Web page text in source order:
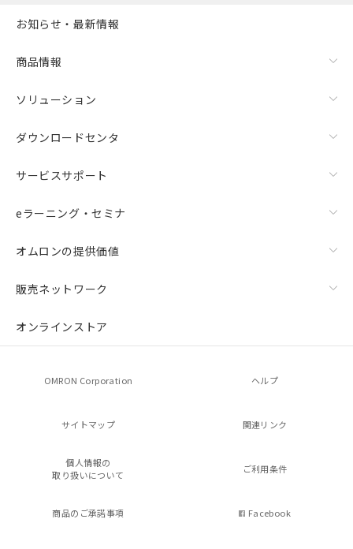
お知らせ・最新情報
商品情報
ソリューション
ダウンロードセンタ
サービスサポート
eラーニング・セミナ
オムロンの提供価値
販売ネットワーク
オンラインストア
OMRON Corporation ヘルプ
サイトマップ 関連リンク
個人情報の
取り扱いについて
ご利用条件
商品のご承諾事項 Facebook